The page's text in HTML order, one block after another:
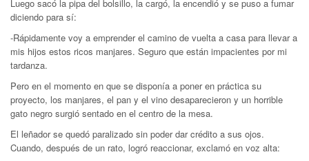
Luego sacó la pipa del bolsillo, la cargó, la encendió y se puso a fumar
diciendo para sí:
-Rápidamente voy a emprender el camino de vuelta a casa para llevar a
mis hijos estos ricos manjares. Seguro que están impacientes por mi
tardanza.
Pero en el momento en que se disponía a poner en práctica su
proyecto, los manjares, el pan y el vino desaparecieron y un horrible
gato negro surgió sentado en el centro de la mesa.
El leñador se quedó paralizado sin poder dar crédito a sus ojos.
Cuando, después de un rato, logró reaccionar, exclamó en voz alta: